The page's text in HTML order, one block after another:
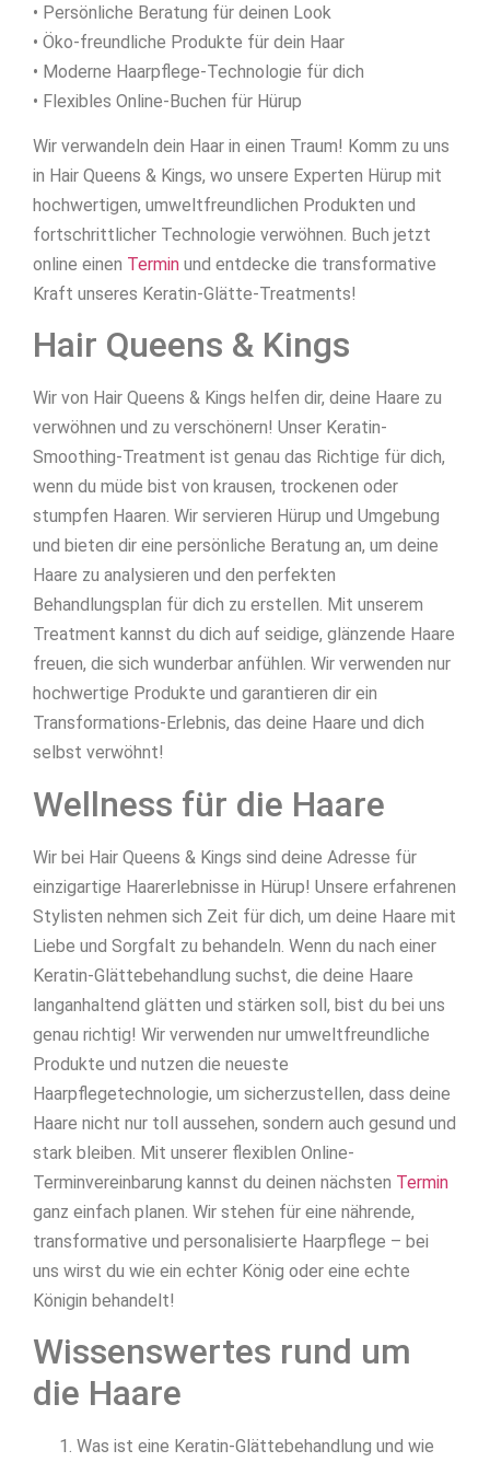
• Persönliche Beratung für deinen Look
• Öko-freundliche Produkte für dein Haar
• Moderne Haarpflege-Technologie für dich
• Flexibles Online-Buchen für Hürup
Wir verwandeln dein Haar in einen Traum! Komm zu uns
in Hair Queens & Kings, wo unsere Experten Hürup mit
hochwertigen, umweltfreundlichen Produkten und
fortschrittlicher Technologie verwöhnen. Buch jetzt
online einen Termin und entdecke die transformative
Kraft unseres Keratin-Glätte-Treatments!
Hair Queens & Kings
Wir von Hair Queens & Kings helfen dir, deine Haare zu
verwöhnen und zu verschönern! Unser Keratin-
Smoothing-Treatment ist genau das Richtige für dich,
wenn du müde bist von krausen, trockenen oder
stumpfen Haaren. Wir servieren Hürup und Umgebung
und bieten dir eine persönliche Beratung an, um deine
Haare zu analysieren und den perfekten
Behandlungsplan für dich zu erstellen. Mit unserem
Treatment kannst du dich auf seidige, glänzende Haare
freuen, die sich wunderbar anfühlen. Wir verwenden nur
hochwertige Produkte und garantieren dir ein
Transformations-Erlebnis, das deine Haare und dich
selbst verwöhnt!
Wellness für die Haare
Wir bei Hair Queens & Kings sind deine Adresse für
einzigartige Haarerlebnisse in Hürup! Unsere erfahrenen
Stylisten nehmen sich Zeit für dich, um deine Haare mit
Liebe und Sorgfalt zu behandeln. Wenn du nach einer
Keratin-Glättebehandlung suchst, die deine Haare
langanhaltend glätten und stärken soll, bist du bei uns
genau richtig! Wir verwenden nur umweltfreundliche
Produkte und nutzen die neueste
Haarpflegetechnologie, um sicherzustellen, dass deine
Haare nicht nur toll aussehen, sondern auch gesund und
stark bleiben. Mit unserer flexiblen Online-
Terminvereinbarung kannst du deinen nächsten Termin
ganz einfach planen. Wir stehen für eine nährende,
transformative und personalisierte Haarpflege – bei
uns wirst du wie ein echter König oder eine echte
Königin behandelt!
Wissenswertes rund um
die Haare
Was ist eine Keratin-Glättebehandlung und wie